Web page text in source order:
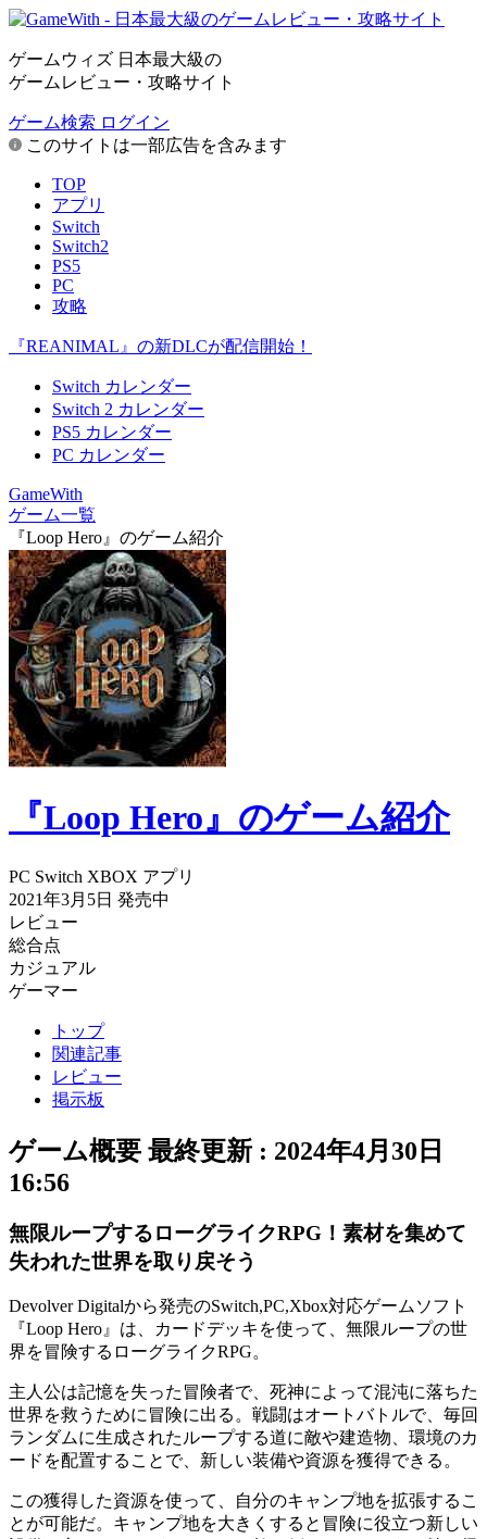
ゲームウィズ 日本最大級の
ゲームレビュー・攻略サイト
ゲーム検索 ログイン
このサイトは一部広告を含みます
TOP
アプリ
Switch
Switch2
PS5
PC
攻略
『REANIMAL』の新DLCが配信開始！
Switch カレンダー
Switch 2 カレンダー
PS5 カレンダー
PC カレンダー
GameWith
ゲーム一覧
『Loop Hero』のゲーム紹介
『Loop Hero』のゲーム紹介
PC Switch XBOX アプリ
2021年3月5日 発売中
レビュー
総合点
カジュアル
ゲーマー
トップ
関連記事
レビュー
掲示板
ゲーム概要 最終更新 : 2024年4月30日
16:56
無限ループするローグライクRPG！素材を集めて
失われた世界を取り戻そう
Devolver Digitalから発売のSwitch,PC,Xbox対応ゲームソフト
『Loop Hero』は、カードデッキを使って、無限ループの世
界を冒険する ローグライクRPG。
主人公は記憶を失った 冒険者で、死神によって混沌に落ちた
世界を救う ために冒険に出る。戦闘はオートバトルで、毎回
ランダムに生成されたループする道に敵や建造物、環境のカ
ードを配置することで、新しい装備や資源を獲得できる。
この獲得した資源を使って、自分のキャンプ地を拡張するこ
とが可能だ。キャンプ地を大きくすると冒険に役立つ新しい